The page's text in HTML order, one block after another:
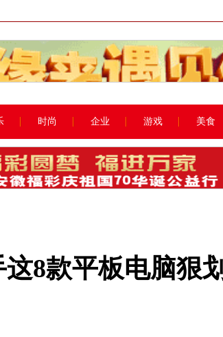
时尚 企业 游戏 美食
8款平板电脑狠